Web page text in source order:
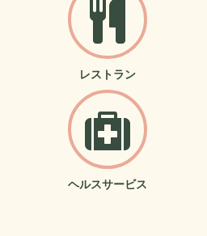
レストラン
ヘルスサービス